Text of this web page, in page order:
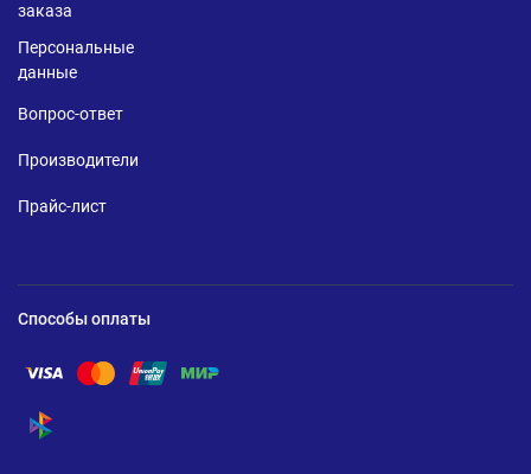
заказа
Персональные
данные
Вопрос-ответ
Производители
Прайс-лист
Способы оплаты
Помощь по оплате Visa
Помощь по оплате Mastercard
Помощь по оплате UnionPay
Помощь по оплате Мир
Помощь по оплате СБП